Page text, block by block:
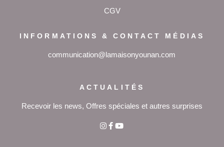
CGV
INFORMATIONS & CONTACT MÉDIAS
communication@lamaisonyounan.com
ACTUALITÉS
Recevoir les news, Offres spéciales et autres surprises